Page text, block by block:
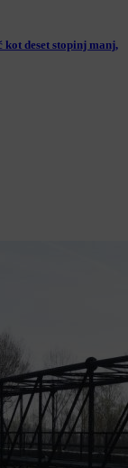
deset stopinj manj,